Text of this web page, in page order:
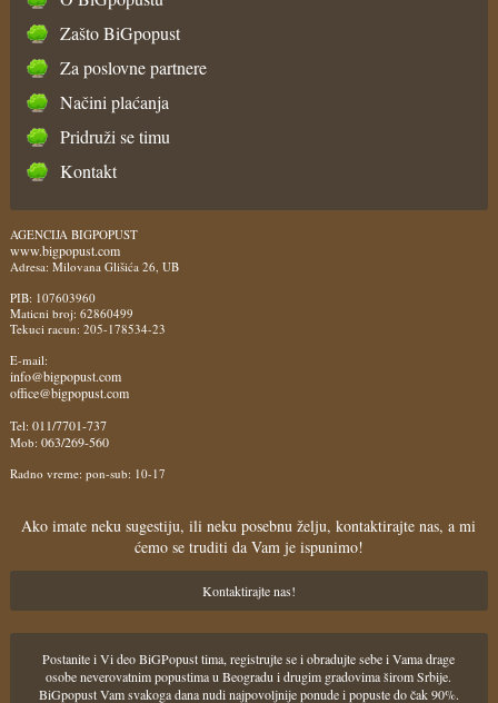
Zašto BiGpopust
Za poslovne partnere
Načini plaćanja
Pridruži se timu
Kontakt
AGENCIJA BIGPOPUST
www.bigpopust.com
Adresa: Milovana Glišića 26, UB
PIB: 107603960
Maticni broj: 62860499
Tekuci racun: 205-178534-23
E-mail:
info@bigpopust.com
office@bigpopust.com
Tel: 011/7701-737
Mob: 063/269-560
Radno vreme: pon-sub: 10-17
Ako imate neku sugestiju, ili neku posebnu želju, kontaktirajte nas, a mi
ćemo se truditi da Vam je ispunimo!
Kontaktirajte nas!
Postanite i Vi deo BiGPopust tima, registrujte se i obradujte sebe i Vama drage
osobe neverovatnim popustima u Beogradu i drugim gradovima širom Srbije.
BiGpopust Vam svakoga dana nudi najpovoljnije ponude i popuste do čak 90%.